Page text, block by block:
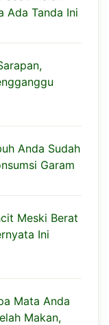
Ada Tanda Ini
Anda Sudah
Garam
Meski Berat
Ini
Mata Anda
Makan,